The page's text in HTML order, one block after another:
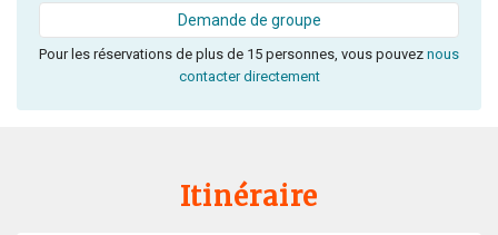
Demande de groupe
Pour les réservations de plus de 15 personnes, vous pouvez nous
contacter directement
Itinéraire